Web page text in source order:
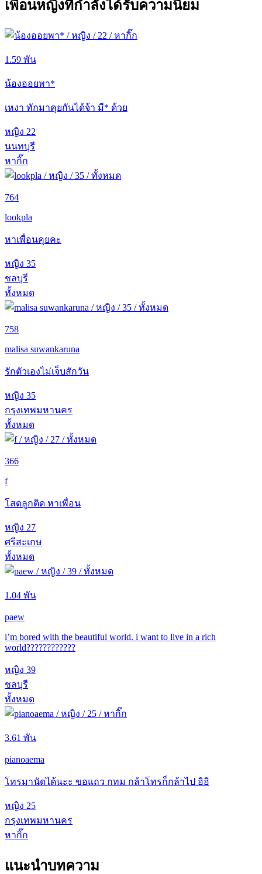
เพื่อนหญิงที่กำลังได้รับความนิยม
1.59 พัน
น้องออยพา*
เหงา ทักมาคุยกันได้จ้า มี* ด้วย
หญิง 22
นนทบุรี
หากิ๊ก
764
lookpla
หาเพื่อนคุยคะ
หญิง 35
ชลบุรี
ทั้งหมด
758
malisa suwankaruna
รักตัวเองไม่เจ็บสักวัน
หญิง 35
กรุงเทพมหานคร
ทั้งหมด
366
f
โสดลูกติด หาเพื่อน
หญิง 27
ศรีสะเกษ
ทั้งหมด
1.04 พัน
paew
i’m bored with the beautiful world. i want to live in a rich
world????????????
หญิง 39
ชลบุรี
ทั้งหมด
3.61 พัน
pianoaema
โทรมานัดได้นะะ ขอแถว กทม กล้าโทรก็กล้าไป อิอิ
หญิง 25
กรุงเทพมหานคร
หากิ๊ก
แนะนำบทความ